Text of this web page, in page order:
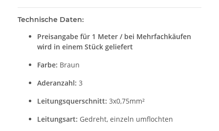
Technische Daten:
Preisangabe für 1 Meter / bei Mehrfachkäufen
wird in einem Stück geliefert
Farbe: Braun
Aderanzahl: 3
Leitungsquerschnitt: 3x0,75mm²
Leitungsart: Gedreht, einzeln umflochten